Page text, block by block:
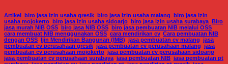
Artikel biro jasa izin usaha gresik biro jasa izin usaha malang biro jasa izin
usaha mojokerto biro jasa izin usaha sidoarjo biro jasa izin usaha surabaya Biro
jasa murah NIB OSS biro jasa NIB OSS biro jasa pembuatan NIB melalui OSS
cara membuat NIB menggunakan OSS cara mendirikan cv, Cara pembuatan NIB
dengan OSS Ijin Mendirikan Bangunan (IMB) jasa pembuatan cv malang jasa
pembuatan cv perusahaan gresik jasa pembuatan cv perusahaan malang jasa
pembuatan cv perusahaan mojokerto jasa pembuatan cv perusahaan sidoarjo
jasa pembuatan cv perusahaan surabaya jasa pembuatan NIB jasa pembuatan pt